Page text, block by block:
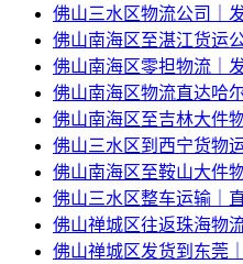
佛山三水区物流公司｜
佛山南海区至湛江货运
佛山南海区零担物流｜
佛山南海区物流直达哈
佛山南海区至吉林大件
佛山三水区到西宁货物
佛山南海区至鞍山大件
佛山三水区整车运输｜
佛山禅城区往返珠海物
佛山禅城区发货到东莞